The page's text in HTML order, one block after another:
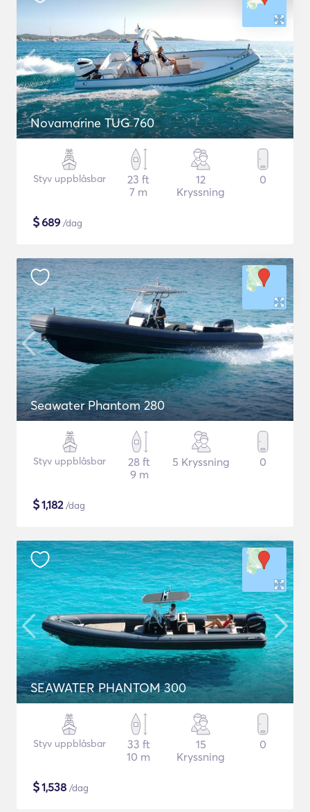
Novamarine TUG 760
Styv uppblåsbar
23 ft
7 m
12
Kryssning
0
$689 /dag
Seawater Phantom 280
Styv uppblåsbar
28 ft
9 m
5 Kryssning 0
$1,182/dag
SEAWATER PHANTOM 300
Styv uppblåsbar
33 ft
10 m
15
Kryssning
0
$1,538 /dag